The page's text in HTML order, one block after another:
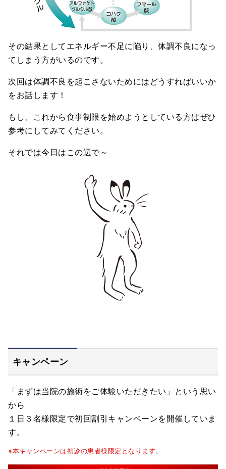
その結果としてエネルギー不足に陥り、体調不良になっ
てしまう方がいるのです。
次回は体調不良を起こさないためにはどうすればいいか
をお話します！
もし、これから食事制限を始めようとしている方はぜひ
参考にしてみてください。
それでは今日はこの辺で～
キャンペーン
「まずは当院の施術をご体験いただきたい」という思い
から
１日３名様限定で初回割引キャンペーンを開催していま
す。
※本キャンペーンは初診の患者様限定となります。